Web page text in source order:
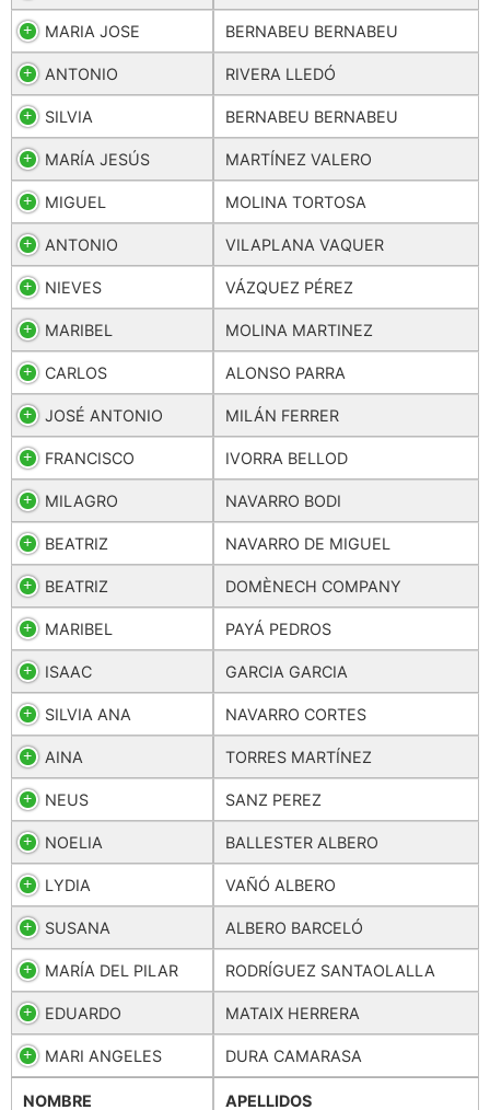
MARIA JOSE BERNABEU BERNABEU
ANTONIO RIVERA LLEDÓ
SILVIA BERNABEU BERNABEU
MARÍA JESÚS MARTÍNEZ VALERO
MIGUEL MOLINA TORTOSA
ANTONIO VILAPLANA VAQUER
NIEVES VÁZQUEZ PÉREZ
MARIBEL MOLINA MARTINEZ
CARLOS ALONSO PARRA
JOSÉ ANTONIO MILÁN FERRER
FRANCISCO IVORRA BELLOD
MILAGRO NAVARRO BODI
BEATRIZ NAVARRO DE MIGUEL
BEATRIZ DOMÈNECH COMPANY
MARIBEL PAYÁ PEDROS
ISAAC GARCIA GARCIA
SILVIA ANA NAVARRO CORTES
AINA TORRES MARTÍNEZ
NEUS SANZ PEREZ
NOELIA BALLESTER ALBERO
LYDIA VAÑÓ ALBERO
SUSANA ALBERO BARCELÓ
MARÍA DEL PILAR RODRÍGUEZ SANTAOLALLA
EDUARDO MATAIX HERRERA
MARI ANGELES DURA CAMARASA
NOMBRE APELLIDOS